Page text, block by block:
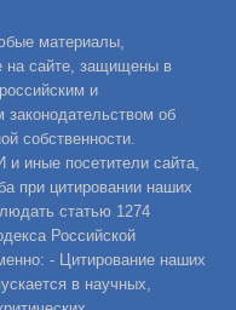
материалы,
на сайте, защищены в
и
об
собственности.
иные посетители сайта,
при цитировании наших
статью 1274
Российской
- Цитирование наших
в научных,